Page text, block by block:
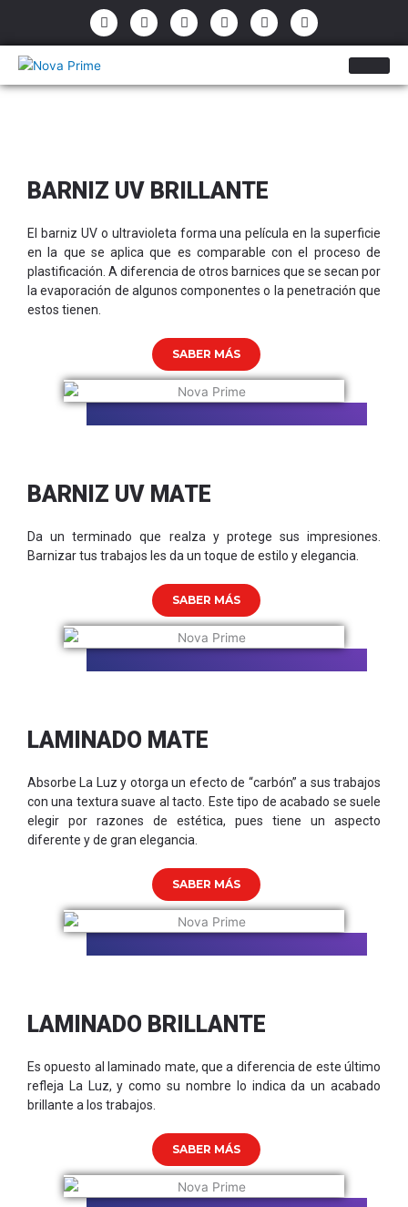
contenido
P
h
o
-
E
n
v
o
F
a
c
o
I
n
s
g
Y
o
u
b
W
h
a
a
BARNIZ UV BRILLANTE
El barniz UV o ultravioleta forma una película en la superficie
en la que se aplica que es comparable con el proceso de
plastificación. A diferencia de otros barnices que se secan por
la evaporación de algunos componentes o la penetración que
estos tienen.
SABER MÁS
BARNIZ UV MATE
Da un terminado que realza y protege sus impresiones.
Barnizar tus trabajos les da un toque de estilo y elegancia.
SABER MÁS
LAMINADO MATE
Absorbe La Luz y otorga un efecto de “carbón” a sus trabajos
con una textura suave al tacto. Este tipo de acabado se suele
elegir por razones de estética, pues tiene un aspecto
diferente y de gran elegancia.
SABER MÁS
LAMINADO BRILLANTE
Es opuesto al laminado mate, que a diferencia de este último
refleja La Luz, y como su nombre lo indica da un acabado
brillante a los trabajos.
SABER MÁS